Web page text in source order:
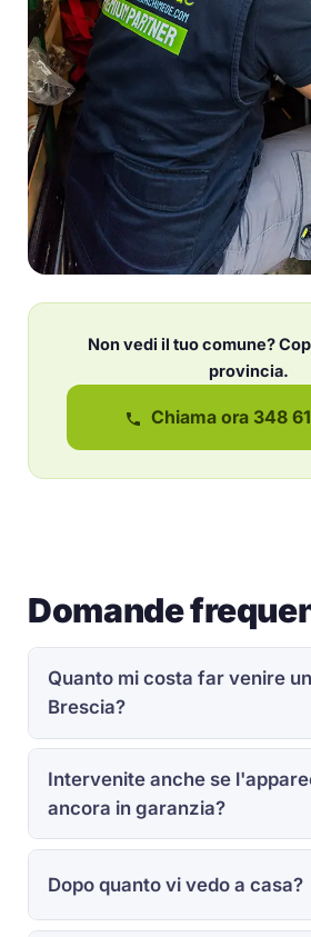
Non vedi il tuo comune?
provincia.
Chiama ora 348
Domande
Quanto mi costa far venire
Brescia?
Intervenite anche se
ancora in garanzia?
Dopo quanto vi vedo a casa?